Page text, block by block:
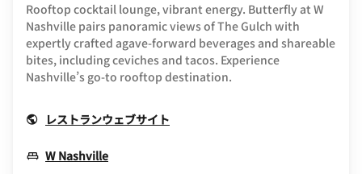
Rooftop cocktail lounge, vibrant energy. Butterfly at W
Nashville pairs panoramic views of The Gulch with
expertly crafted agave-forward beverages and shareable
bites, including ceviches and tacos. Experience
Nashville’s go-to rooftop destination.
レストランウェブサイト
W NashvilleOpens In New Window